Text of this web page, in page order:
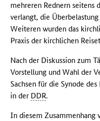
mehreren Rednern seitens
verlangt, die
Weiteren wurden das
Praxis der kirchlichen
Nach der Diskussion zum
Vorstellung und Wahl der
Sachsen für die Synode
in der DDR.
In diesem